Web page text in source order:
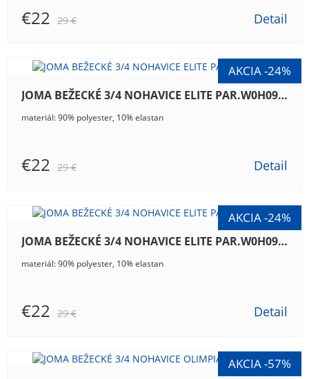
€22 29 € Detail
JOMA BEŽECKÉ 3/4 NOHAVICE ELITE PAR.W0H09.15
materiál: 90% polyester, 10% elastan
€22 29 € Detail
JOMA BEŽECKÉ 3/4 NOHAVICE ELITE PAR.W0H09.30
materiál: 90% polyester, 10% elastan
€22 29 € Detail